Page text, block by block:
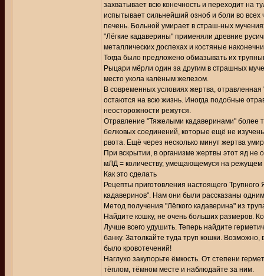
захватывает всю конечность и переходит на
испытывает сильнейший озноб и боли во всех
печень. Больной умирает в страш-ных
"Лёгкие кадаверины" применяли древние
металлических доспехах и костяные
Тогда было предложено обмазывать их
Рыцари мёрли один за другим в страшных
место укола калёным железом.
В современных условиях жертва,
остаются на всю жизнь. Иногда подобные
неосторожности режутся.
Отравление "Тяжелыми кадаверинами" более
белковых соединений, которые ещё не
рвота. Ещё через несколько минут жертва
При вскрытии, в организме жертвы этот яд не
мЛД = количеству, умещающемуся на
Как это сделать
Рецепты приготовления настоящего
кадаверинов". Нам они были рассказаны
Метод получения "Лёгкого кадаверина" из
Найдите кошку, не очень больших размеров.
Лучше всего удушить. Теперь найдите
банку. Затолкайте туда труп кошки.
было кровотечений!
Наглухо закупорьте ёмкость. От степени
тёплом, тёмном месте и наблюдайте за ним.